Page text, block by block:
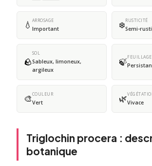
💧 ARROSAGE
Important ❄️RUSTICITÉ
Semi-
🪨
SOL
Sableux, limoneux,
argileux
🍃FEUILLAGE
🎨COULEUR
Vert 🌿Vivace
Triglochin procera :
botanique